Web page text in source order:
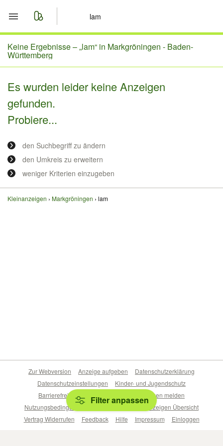
Start
Merkliste
Nachrichten
Anzeige aufgeben
Keine Ergebnisse –„lam“ in Markgröningen - Baden-
Württemberg
Es wurden leider keine Anzeigen
gefunden.
Probiere...
den Suchbegriff zu ändern
den Umkreis zu erweitern
weniger Kriterien einzugeben
Kleinanzeigen Markgröningen lam
Filter anpassen
Zur Webversion Anzeige aufgeben
Datenschutzerklärung
Datenschutzeinstellungen
Kinder- und Jugendschutz
Barrierefreiheitserklärung
Sicherheitslücken melden
Nutzungsbedingungen
Beliebte Suchen
Anzeigen Übersicht
Vertrag Widerrufen
Feedback Hilfe Impressum Einloggen